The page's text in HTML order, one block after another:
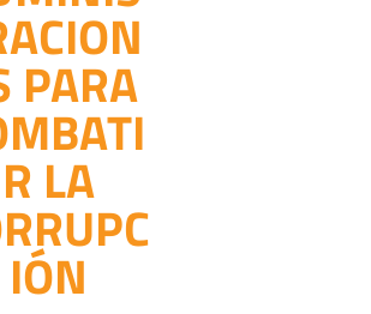
PARA
R LA
IÓN